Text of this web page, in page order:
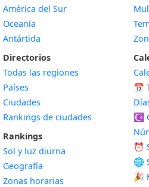
América del Sur
Oceanía
Antártida
Directorios
Todas las regiones
Países
Ciudades
Rankings de ciudades
Rankings
Sol y luz diurna
Geografía
Zonas horarias
📅
☪️
⏰
🌐
🎉